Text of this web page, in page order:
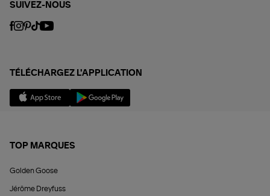
SUIVEZ-NOUS
TÉLÉCHARGEZ L'APPLICATION
TOP MARQUES
Golden Goose
Jérôme Dreyfuss